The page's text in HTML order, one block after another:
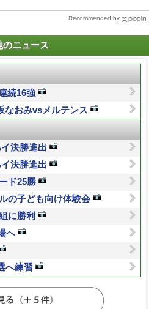
Recommended by
のニュース
続16強
なおみvsメルテンス
決勝進出
決勝進出
ド25勝
の子ども向け体験会
に勝利
へ
へ練習